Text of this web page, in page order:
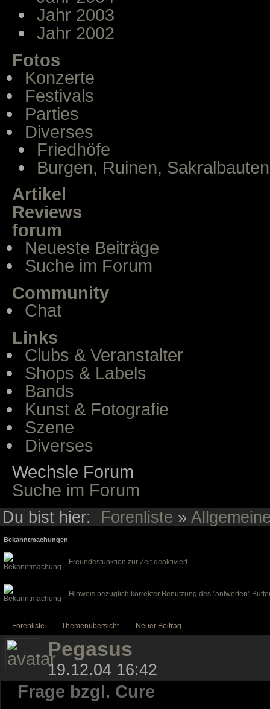
Jahr 2003
Jahr 2002
Fotos
Konzerte
Festivals
Parties
Diverses
Friedhöfe
Burgen, Ruinen, Sakralbauten
Artikel
Reviews
forum
Neueste Beiträge
Suche im Forum
Community
Chat
Links
Clubs & Veranstalter
Shops & Labels
Bands
Kunst & Fotografie
Szene
Diverses
Wechsle Forum
Suche im Forum
Du bist hier: Forenliste »
Bekanntmachungen
Freundesfunktion zur Zeit deaktiviert
Hinweis bezüglich korrekter Benutzung des "antworten"
Forenliste Themenübersicht Neuer Beitrag
Pegasus
19.12.04 16:42
Frage bzgl. Cure